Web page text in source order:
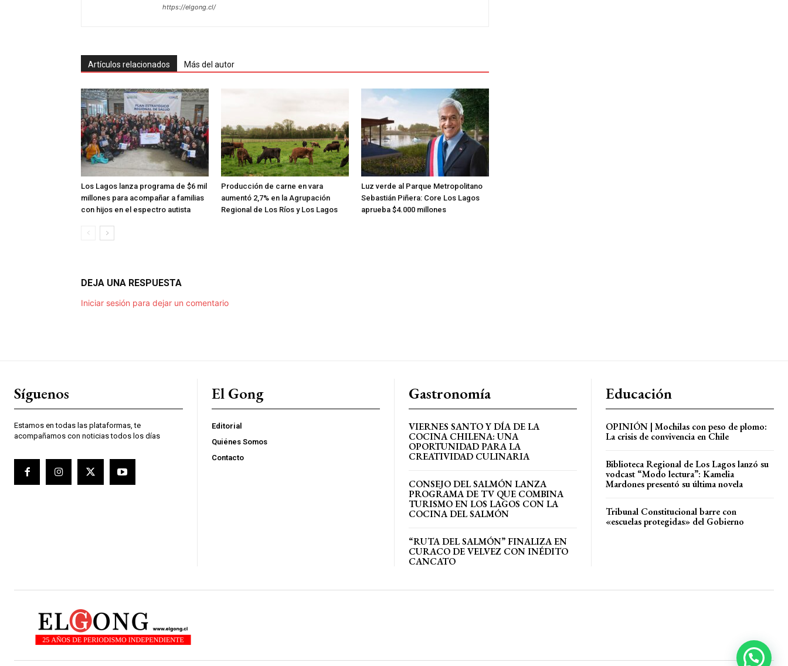
https://elgong.cl/
Artículos relacionados Más del autor
Los Lagos lanza programa de $6 mil
millones para acompañar a familias
con hijos en el espectro autista
Producción de carne en vara
aumentó 2,7% en la Agrupación
Regional de Los Ríos y Los Lagos
Luz verde al Parque Metropolitano
Sebastián Piñera: Core Los Lagos
aprueba $4.000 millones
DEJA UNA RESPUESTA
Iniciar sesión para dejar un comentario
Síguenos
Estamos en todas las plataformas, te
acompañamos con noticias todos los días
El Gong
Editorial
Quiénes Somos
Contacto
Gastronomía
VIERNES SANTO Y DÍA DE LA
COCINA CHILENA: UNA
OPORTUNIDAD PARA LA
CREATIVIDAD CULINARIA
CONSEJO DEL SALMÓN LANZA
PROGRAMA DE TV QUE COMBINA
TURISMO EN LOS LAGOS CON LA
COCINA DEL SALMÓN
“RUTA DEL SALMÓN” FINALIZA EN
CURACO DE VELVEZ CON INÉDITO
CANCATO
Educación
OPINIÓN | Mochilas con peso de plomo:
La crisis de convivencia en Chile
Biblioteca Regional de Los Lagos lanzó su
vodcast “Modo lectura”: Kamelia
Mardones presentó su última novela
Tribunal Constitucional barre con
«escuelas protegidas» del Gobierno